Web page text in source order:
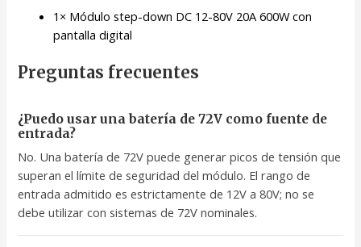
1× Módulo step-down DC 12-80V 20A 600W con
pantalla digital
Preguntas frecuentes
¿Puedo usar una batería de 72V como fuente de
entrada?
No. Una batería de 72V puede generar picos de tensión que
superan el límite de seguridad del módulo. El rango de
entrada admitido es estrictamente de 12V a 80V; no se
debe utilizar con sistemas de 72V nominales.